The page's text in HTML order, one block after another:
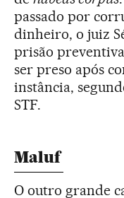
passado por
dinheiro, o juiz
prisão
ser preso após
instância,
STF.
Maluf
O outro grande